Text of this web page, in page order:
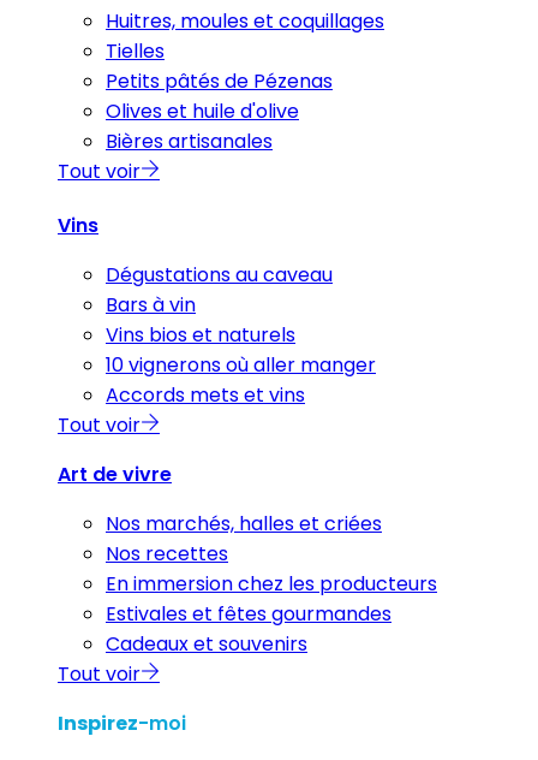
Huitres, moules et coquillages
Tielles
Petits pâtés de Pézenas
Olives et huile d'olive
Bières artisanales
Tout voir
Vins
Dégustations au caveau
Bars à vin
Vins bios et naturels
10 vignerons où aller manger
Accords mets et vins
Tout voir
Art de vivre
Nos marchés, halles et criées
Nos recettes
En immersion chez les producteurs
Estivales et fêtes gourmandes
Cadeaux et souvenirs
Tout voir
Inspirez-moi